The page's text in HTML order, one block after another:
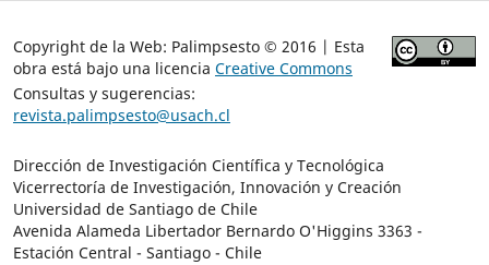
Copyright de la Web: Palimpsesto © 2016 | Esta
obra está bajo una licencia Creative Commons
Consultas y sugerencias:
revista.palimpsesto@usach.cl
Dirección de Investigación Científica y Tecnológica
Vicerrectoría de Investigación, Innovación y Creación
Universidad de Santiago de Chile
Avenida Alameda Libertador Bernardo O'Higgins 3363 -
Estación Central - Santiago - Chile